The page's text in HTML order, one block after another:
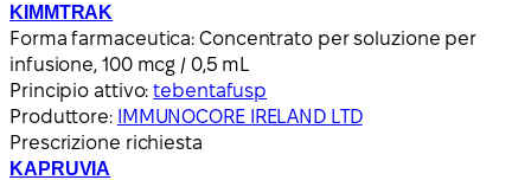
KIMMTRAK
Forma farmaceutica: Concentrato per soluzione per
infusione, 100 mcg / 0,5 mL
Principio attivo:tebentafusp
Produttore: IMMUNOCORE IRELAND LTD
Prescrizione richiesta
KAPRUVIA